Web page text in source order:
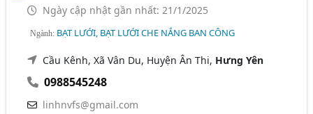
Ngày cập nhật gần nhất: 21/1/2025
Ngành: BẠT LƯỚI, BẠT LƯỚI CHE NẮNG BAN CÔNG
Cầu Kênh, Xã Vân Du, Huyện Ân Thi, Hưng Yên
0988545248
linhnvfs@gmail.com